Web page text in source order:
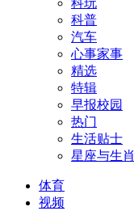
科玩
科普
汽车
心事家事
精选
特辑
早报校园
热门
生活贴士
星座与生肖
体育
视频